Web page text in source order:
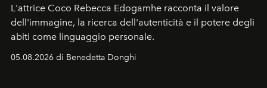
L'attrice Coco Rebecca Edogamhe racconta il valore
dell'immagine, la ricerca dell'autenticità e il potere degli
abiti come linguaggio personale.
05.08.2026 di Benedetta Donghi